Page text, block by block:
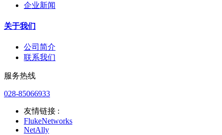
企业新闻
关于我们
公司简介
联系我们
服务热线
028-85066933
友情链接 :
FlukeNetworks
NetAlly